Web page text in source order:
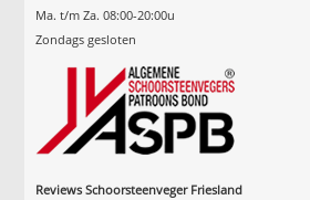
Ma. t/m Za. 08:00-20:00u
Zondags gesloten
Reviews Schoorsteenveger Friesland